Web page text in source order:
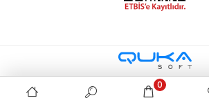
0